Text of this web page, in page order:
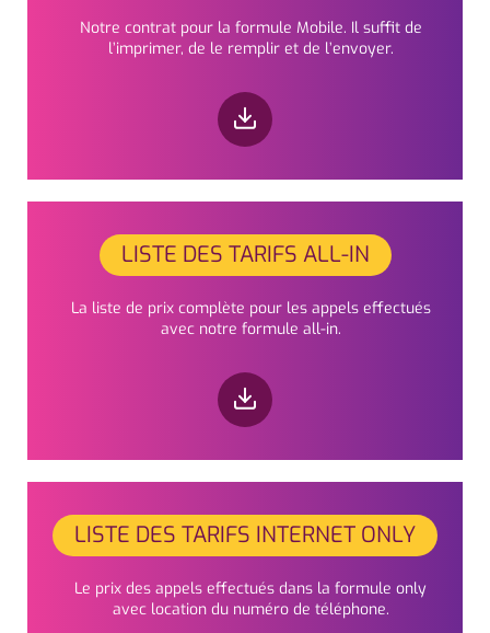
Notre contrat pour la formule Mobile. Il suffit de
l’imprimer, de le remplir et de l’envoyer.
LISTE DES TARIFS ALL-IN
La liste de prix complète pour les appels effectués
avec notre formule all-in.
LISTE DES TARIFS INTERNET ONLY
Le prix des appels effectués dans la formule only
avec location du numéro de téléphone.